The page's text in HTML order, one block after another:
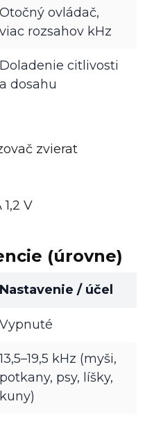
Otočný ovládač,
viac rozsahov kHz
Doladenie citlivosti
a dosahu
zvierat
V
(úrovne)
Nastavenie / účel
Vypnuté
13,5–19,5 kHz (myši,
potkany, psy, líšky,
kuny)